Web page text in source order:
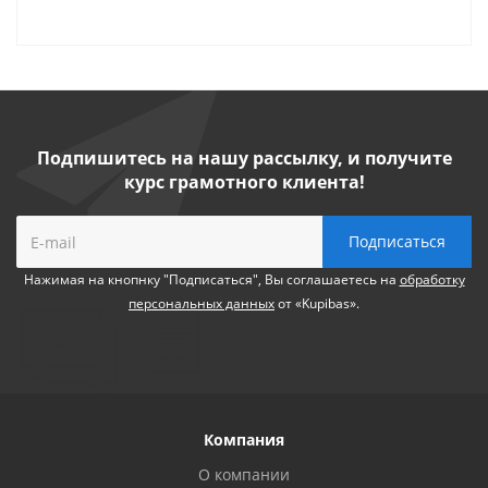
Подпишитесь на нашу рассылку, и получите
курс грамотного клиента!
Нажимая на кнопнку "Подписаться", Вы соглашаетесь на обработку
персональных данныхот «Kupibas».
Компания
О компании